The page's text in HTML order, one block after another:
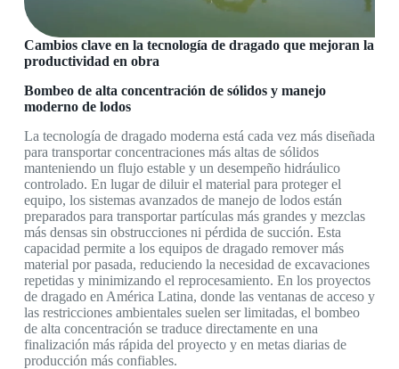
Cambios clave en la tecnología de dragado que mejoran la
productividad en obra
Bombeo de alta concentración de sólidos y manejo
moderno de lodos
La tecnología de dragado moderna está cada vez más diseñada
para transportar concentraciones más altas de sólidos
manteniendo un flujo estable y un desempeño hidráulico
controlado. En lugar de diluir el material para proteger el
equipo, los sistemas avanzados de manejo de lodos están
preparados para transportar partículas más grandes y mezclas
más densas sin obstrucciones ni pérdida de succión. Esta
capacidad permite a los equipos de dragado remover más
material por pasada, reduciendo la necesidad de excavaciones
repetidas y minimizando el reprocesamiento. En los proyectos
de dragado en América Latina, donde las ventanas de acceso y
las restricciones ambientales suelen ser limitadas, el bombeo
de alta concentración se traduce directamente en una
finalización más rápida del proyecto y en metas diarias de
producción más confiables.